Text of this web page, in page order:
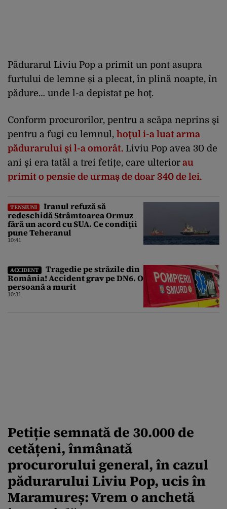
Pădurarul Liviu Pop a primit un pont asupra
furtului de lemne și a plecat, în plină noapte, în
pădure… unde l-a depistat pe hoţ.
Conform procurorilor, pentru a scăpa neprins şi
pentru a fugi cu lemnul, hoţul i-a luat arma
pădurarului şi l-a omorât. Liviu Pop avea 30 de
ani şi era tatăl a trei fetițe, care ulterior au
primit o pensie de urmaș de doar 340 de lei.
TENSIUNI
Iranul refuză să
redeschidă Strâmtoarea Ormuz
fără un acord cu SUA. Ce condiții
pune Teheranul
10:41
ACCIDENT
Tragedie pe străzile din
România! Accident grav pe DN6. O
persoană a murit
10:31
Petiție semnată de 30.000 de
cetățeni, înmânată
procurorului general, în cazul
pădurarului Liviu Pop, ucis în
Maramureș: Vrem o anchetă